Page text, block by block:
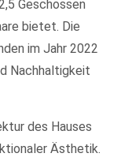
Geschossen
bietet. Die
im Jahr 2022
Nachhaltigkeit
des Hauses
Ästhetik.